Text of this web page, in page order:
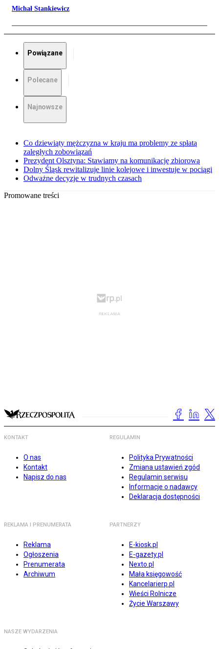
Michał Stankiewicz
Powiązane
Polecane
Najnowsze
Co dziewiąty mężczyzna w kraju ma problemy ze spłatą
zaległych zobowiązań
Prezydent Olsztyna: Stawiamy na komunikację zbiorową
Dolny Śląsk rewitalizuje linie kolejowe i inwestuje w pociągi
Odważne decyzje w trudnych czasach
Promowane treści
KONTAKT
O nas
Kontakt
Napisz do nas
REGULAMIN
Polityka Prywatności
Zmiana ustawień zgód
Regulamin serwisu
Informacje o nadawcy
Deklaracja dostępności
REKLAMA I PRENUMERATA
Reklama
Ogłoszenia
Prenumerata
Archiwum
PARTNERZY
E-kiosk.pl
E-gazety.pl
Nexto.pl
Mała księgowość
Kancelarierp.pl
Wieści Rolnicze
Życie Warszawy
NASZE WYDARZENIA